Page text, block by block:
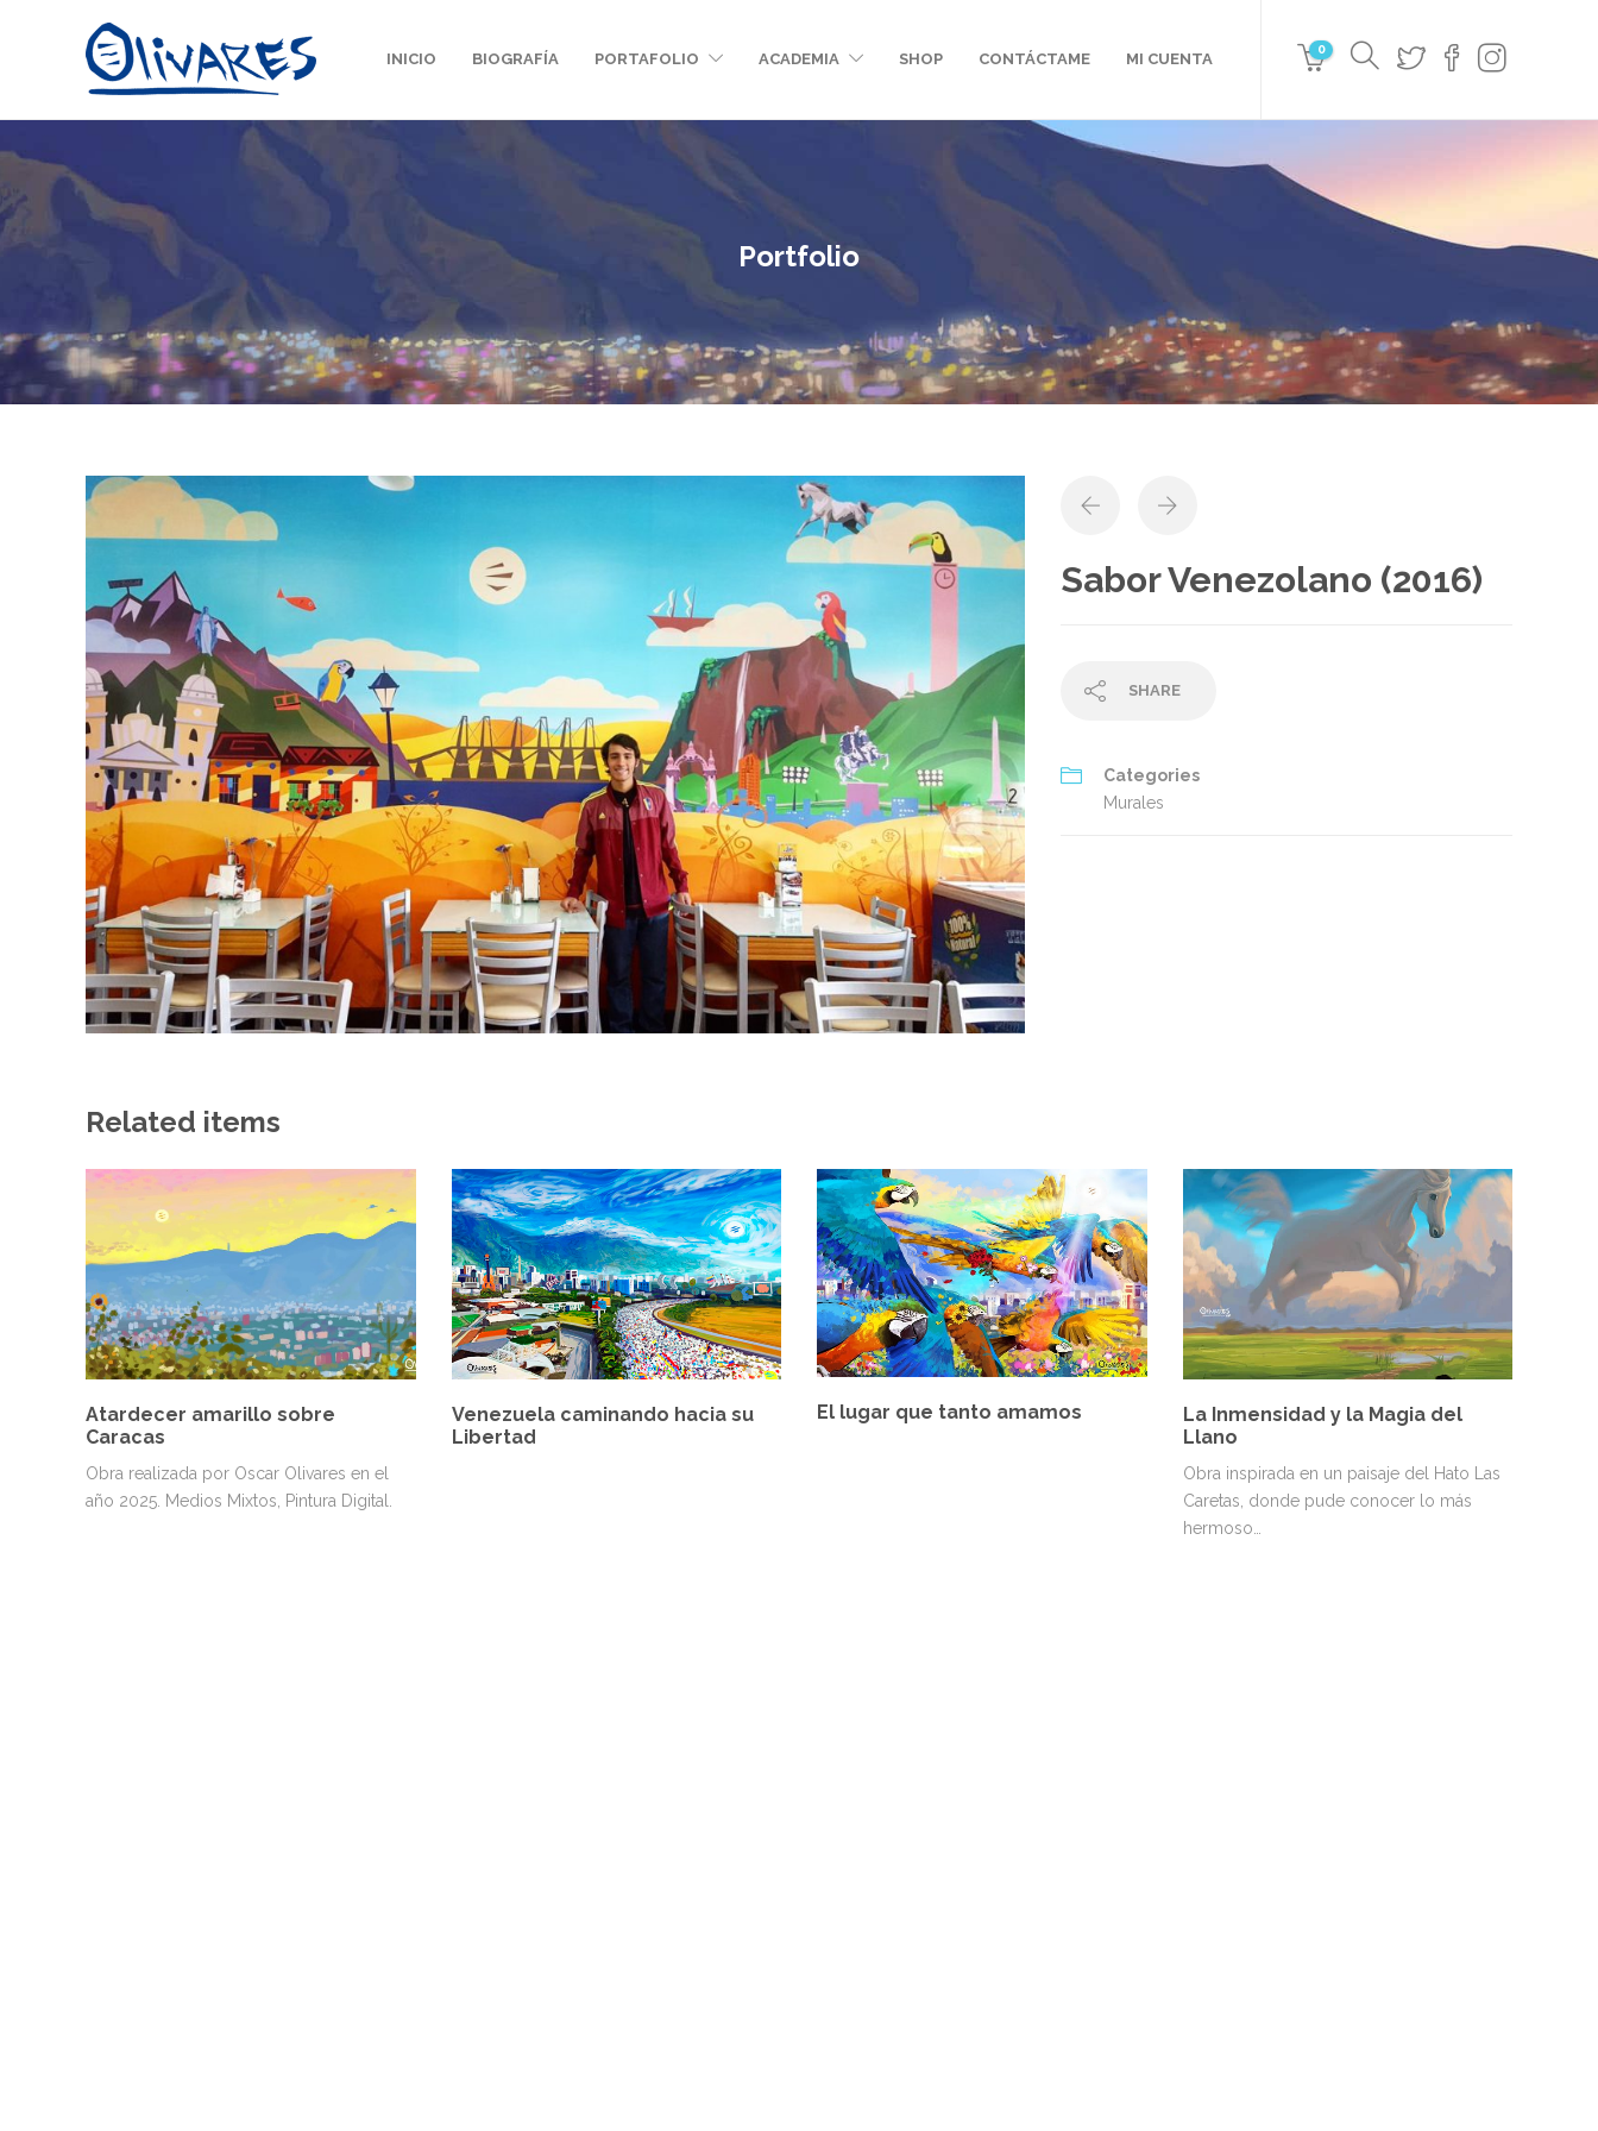
INICIO BIOGRAFÍA PORTAFOLIO ACADEMIA SHOP CONTÁCTAME MI CUENTA
0
Portfolio
Sabor Venezolano (2016)
SHARE
Categories
Murales
Related items
Atardecer amarillo sobre
Caracas
Obra realizada por Oscar Olivares en el
año 2025. Medios Mixtos, Pintura Digital.
Venezuela caminando hacia su
Libertad
El lugar que tanto amamos
La Inmensidad y la Magia del
Llano
Obra inspirada en un paisaje del Hato Las
Caretas, donde pude conocer lo más
hermoso…